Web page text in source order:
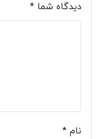
دیدگاه شما *
نام *